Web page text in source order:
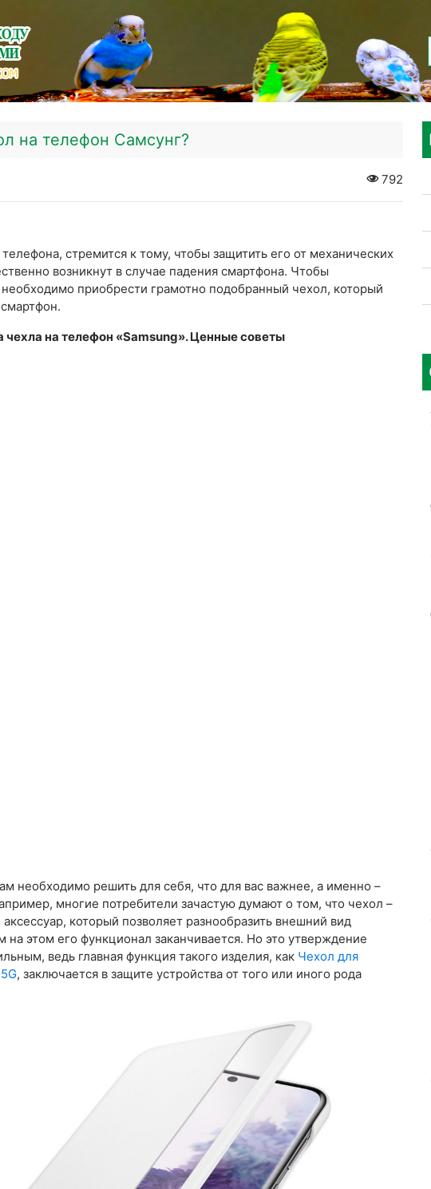
на телефон Самсунг?
792
стремится к тому, чтобы защитить его от механических
возникнут в случае падения смартфона. Чтобы
необходимо приобрести грамотно подобранный чехол, который
на телефон «Samsung». Ценные советы
необходимо решить для себя, что для вас важнее, а именно –
многие потребители зачастую думают о том, что чехол –
который позволяет разнообразить внешний вид
этом его функционал заканчивается. Но это утверждение
ведь главная функция такого изделия, как Чехол для
, заключается в защите устройства от того или иного рода